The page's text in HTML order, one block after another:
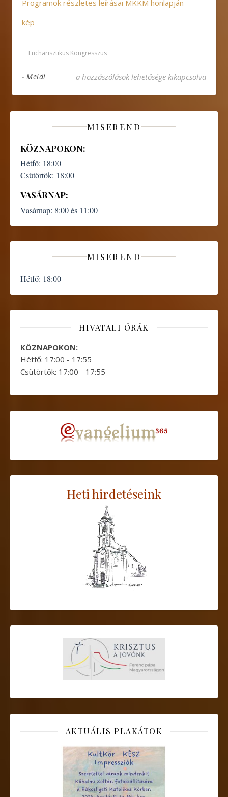
Programok részletes leírásai MKKM honlapján
kép
Eucharisztikus Kongresszus
- Meldi Eucharisztikus Kongresszus – Széll Kálmán
a hozzászólások lehetősége kikapcsolva
MISEREND
KÖZNAPOKON:
Hétfő: 18:00
Csütörtök: 18:00
VASÁRNAP:
Vasárnap: 8:00 és 11:00
MISEREND
Hétfő: 18:00
HIVATALI ÓRÁK
KÖZNAPOKON:
Hétfő: 17:00 - 17:55
Csütörtök: 17:00 - 17:55
Heti hirdetéseink
AKTUÁLIS PLAKÁTOK